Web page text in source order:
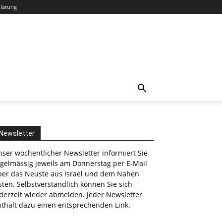
Newsletter
wöchentlicher Newsletter informiert Sie
jeweils am Donnerstag per E-Mail
das Neuste aus Israel und dem Nahen
Selbstverständlich können Sie sich
wieder abmelden. Jeder Newsletter
dazu einen entsprechenden Link.